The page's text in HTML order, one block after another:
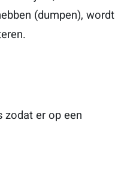
(dumpen), wordt
zodat er op een